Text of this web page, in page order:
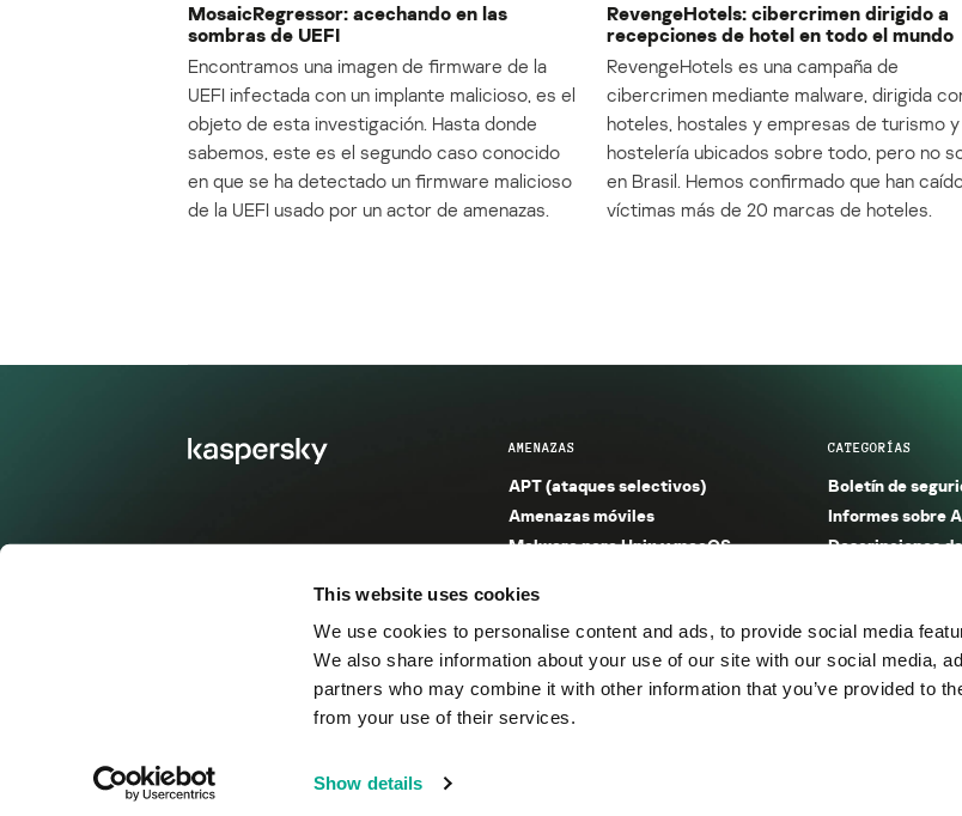
This website uses cookies
We use cookies to personalise content and ads, to provide social media
We also share information about your use of our site with our social media,
partners who may combine it with other information that you’ve provided to
from your use of their services.
Show details
MosaicRegressor: acechando en las
sombras de UEFI
Encontramos una imagen de firmware de la
UEFI infectada con un implante malicioso, es el
objeto de esta investigación. Hasta donde
sabemos, este es el segundo caso conocido
en que se ha detectado un firmware malicioso
de la UEFI usado por un actor de amenazas.
RevengeHotels: cibercrimen dirigido a
recepciones de hotel en todo el mundo
RevengeHotels es una campaña de
cibercrimen mediante malware, dirigida
hoteles, hostales y empresas de turismo y
hostelería ubicados sobre todo, pero no
en Brasil. Hemos confirmado que han
víctimas más de 20 marcas de hoteles.
AMENAZAS
APT (ataques selectivos)
Amenazas móviles
Malware para Unix y macOS
Entorno seguro (IoT)
Amenazas financieras
Amenazas industriales
Spam y phishing
CATEGORÍAS
Boletín de
Informes sobre
Descripciones
Informes sobre
Publicaciones
Incidentes
© 2026 AO Kaspersky Lab. Todos los derechos reservados.